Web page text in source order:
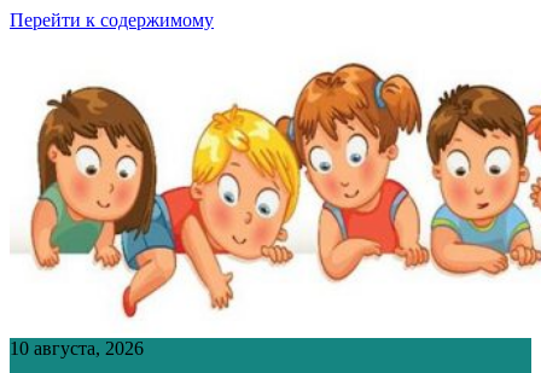
Перейти к содержимому
10 августа, 2026